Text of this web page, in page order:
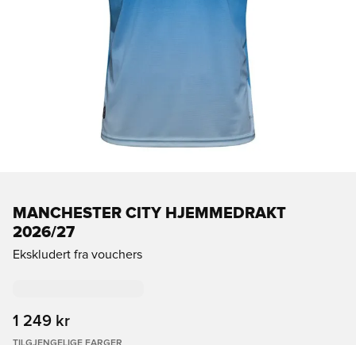
MANCHESTER CITY HJEMMEDRAKT
2026/27
Ekskludert fra vouchers
1 249 kr